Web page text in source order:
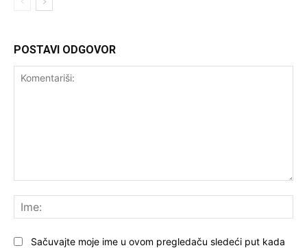
POSTAVI ODGOVOR
Sačuvajte moje ime u ovom pregledaču sledeći put kada